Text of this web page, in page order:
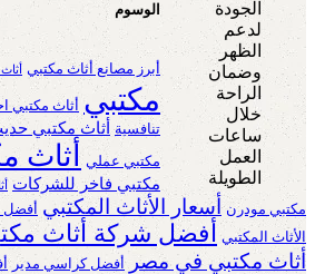
الوسوم
أبرز مصانع أثاث مكتبي
مكتبي أثاث مكتبي
تنافسية أثاث مكتبي
مكتبي عملي أثاث
مكتبي فاخر للشركات
مكتبي مودرن أسعار الأثاث المكتبي أفضل
الأثاث المكتبي أفضل شركة أثاث
أثاث مكتبي في مصر
أفضل كراسي مدير